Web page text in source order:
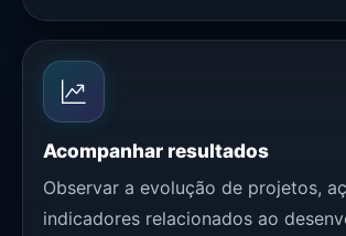
Acompanhar resultados
Observar a evolução de projetos,
indicadores relacionados ao